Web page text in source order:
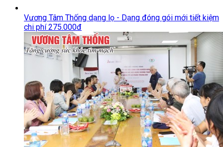
Vương Tâm Thống dạng lọ - Dạng đóng gói mới tiết kiệm
chi phí 275.000đ